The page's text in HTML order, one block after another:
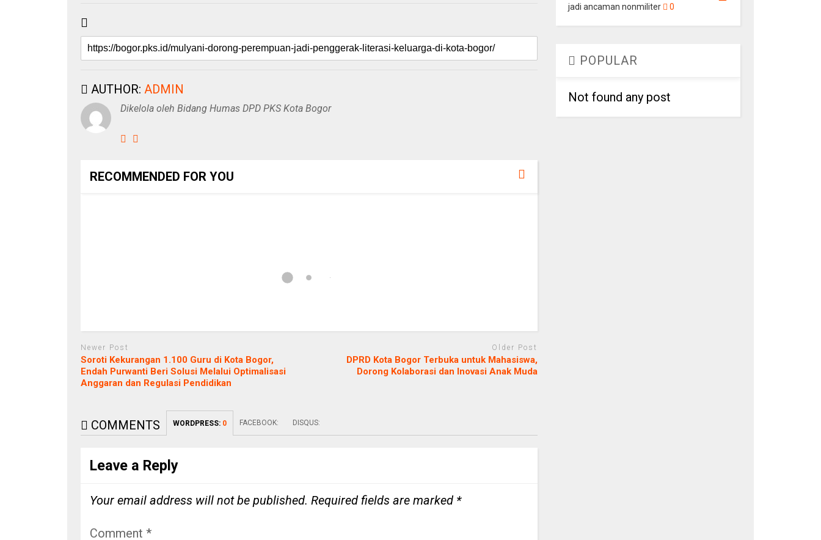
AUTHOR: ADMIN
Dikelola oleh Bidang Humas DPD PKS Kota Bogor
RECOMMENDED FOR YOU
Newer Post
Soroti Kekurangan 1.100 Guru di Kota Bogor,
Endah Purwanti Beri Solusi Melalui Optimalisasi
Anggaran dan Regulasi Pendidikan
Older Post
DPRD Kota Bogor Terbuka untuk Mahasiswa,
Dorong Kolaborasi dan Inovasi Anak Muda
COMMENTS WORDPRESS: 0 FACEBOOK: DISQUS:
Leave a Reply
Your email address will not be published. Required fields are marked *
Comment *
jadi ancaman nonmiliter
0
POPULAR
Not found any post